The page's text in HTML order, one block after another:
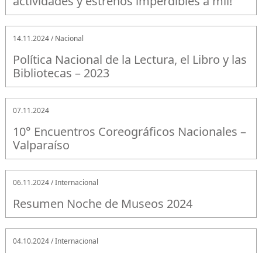
14.11.2024 / Nacional
Política Nacional de la Lectura, el Libro y las
Bibliotecas – 2023
07.11.2024
10° Encuentros Coreográficos Nacionales –
Valparaíso
06.11.2024 / Internacional
Resumen Noche de Museos 2024
04.10.2024 / Internacional